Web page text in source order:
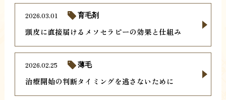
頭皮に直接届けるメソセラピーの効果と仕組み
2026.03.01 育毛剤
治療開始の判断タイミングを逃さないために
2026.02.25 薄毛